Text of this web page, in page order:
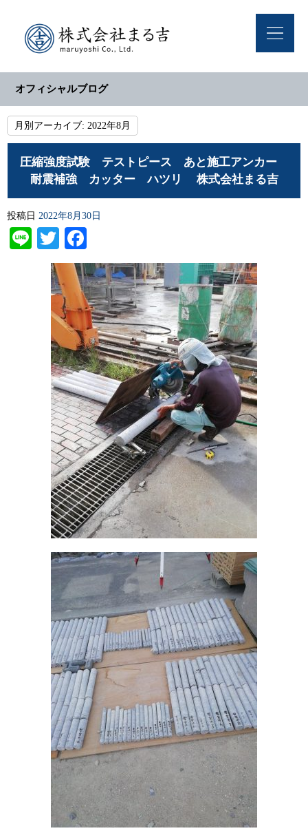
オフィシャルブログ
月別アーカイブ: 2022年8月
圧縮強度試験 テストピース あと施工アンカー
耐震補強 カッター ハツリ 株式会社まる吉
投稿日 2022年8月30日
LineTwitter